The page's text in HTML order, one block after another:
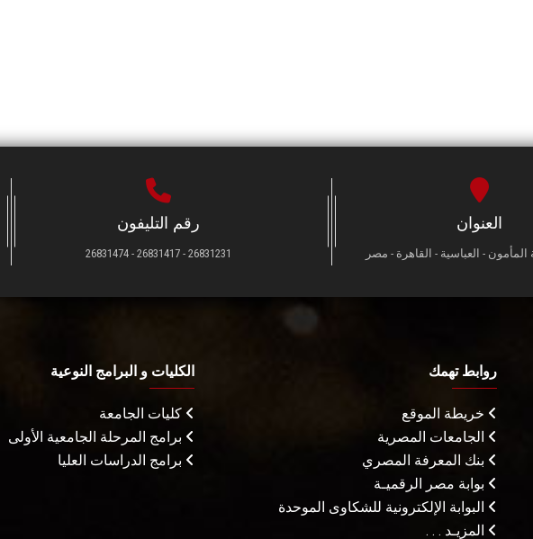
العنوان
المأمون - العباسية - القاهرة - مصر
رقم التليفون
26831231 - 26831417 - 26831474
روابط تهمك
خريطة الموقع
الجامعات المصرية
بنك المعرفة المصري
بوابة مصر الرقميـة
البوابة الإلكترونية للشكاوى الموحدة
المزيـد . . .
الكليات و البرامج النوعية
كليات الجامعة
برامج المرحلة الجامعية الأولى
برامج الدراسات العليا